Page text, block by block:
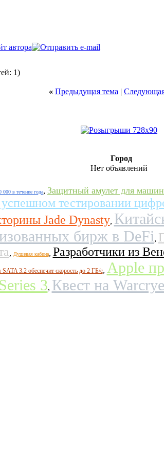
1)
« Предыдущая тема |
Город
Нет объявлений
в течение года, Защитный амулет для
тестировании
Jade Dynasty,
бирж в DeFi,
, Душевая кабина, Разработчики из
SATA 3.2 обеспечит скорость до 2 ГБ/с, Apple
3, Квест на